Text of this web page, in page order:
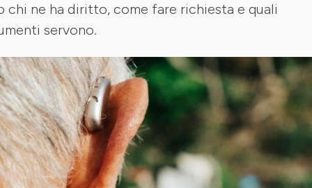
chi ne ha diritto, come fare richiesta e quali
servono.